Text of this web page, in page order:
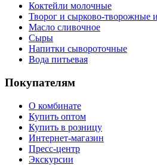
Коктейли молочные
Творог и сырково-творожные
Масло сливочное
Сыры
Напитки сывороточные
Вода питьевая
Покупателям
О комбинате
Купить оптом
Купить в розницу
Интернет-магазин
Пресс-центр
Экскурсии